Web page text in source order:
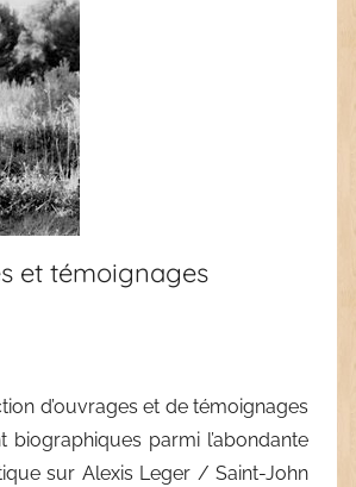
et témoignages
d’ouvrages et de témoignages
biographiques parmi l’abondante
sur Alexis Leger / Saint-John